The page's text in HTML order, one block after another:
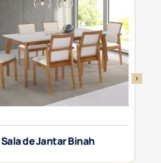
Sala de Jantar Binah